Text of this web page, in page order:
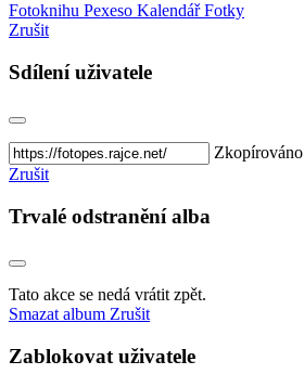
Fotoknihu Pexeso KalendářFotky
Zrušit
Sdílení uživatele
Zkopírováno
Zrušit
Trvalé odstranění alba
Tato akce se nedá vrátit zpět.
Smazat album Zrušit
Zablokovat uživatele